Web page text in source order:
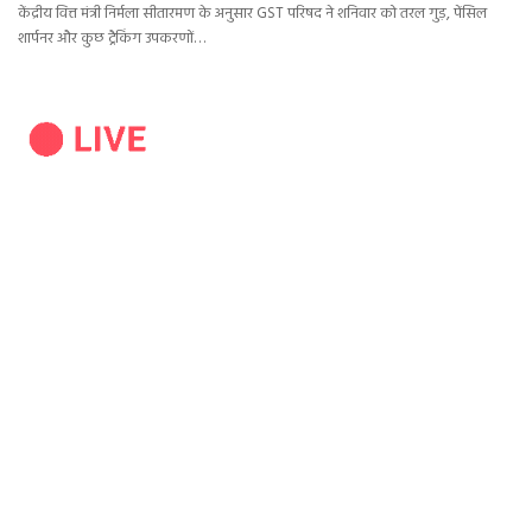
केंद्रीय वित्त मंत्री निर्मला सीतारमण के अनुसार GST परिषद ने शनिवार को तरल गुड़, पेंसिल
शार्पनर और कुछ ट्रैकिंग उपकरणों…